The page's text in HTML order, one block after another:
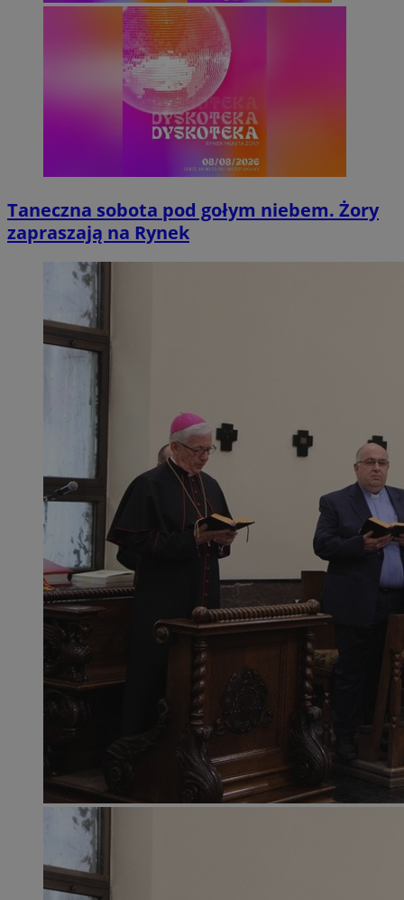
Taneczna sobota pod gołym niebem. Żory
zapraszają na Rynek